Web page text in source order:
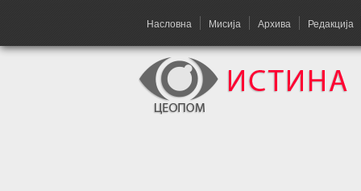
Насловна Мисија Архива Редакција